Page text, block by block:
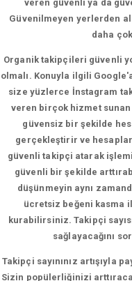
veren güvenli ya da
Güvenilmeyen yerlerden
daha
Organik takipçileri güvenli
olmalı. Konuyla ilgili
size yüzlerce İnstagram
veren birçok hizmet
güvensiz bir şekilde
gerçekleştirir ve
güvenli takipçi atarak
güvenli bir şekilde
düşünmeyin aynı
ücretsiz beğeni kasma
kurabilirsiniz. Takipçi
sağlayacağını
Takipçi sayınınız artışıyla
Sizin popülerliğinizi